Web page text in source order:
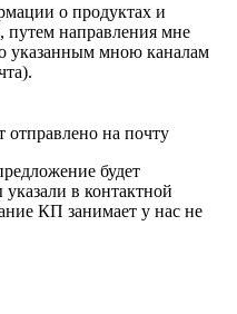
о продуктах и
направления мне
указанным мною каналам
отправлено на почту
будет
в контактной
КП занимает у нас не